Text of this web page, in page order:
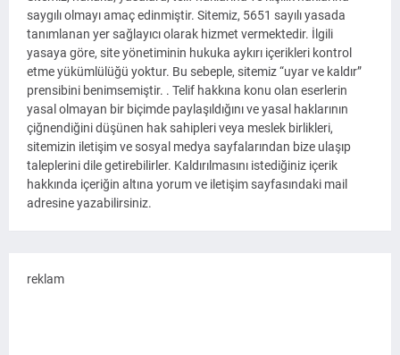
saygılı olmayı amaç edinmiştir. Sitemiz, 5651 sayılı yasada
tanımlanan yer sağlayıcı olarak hizmet vermektedir. İlgili
yasaya göre, site yönetiminin hukuka aykırı içerikleri kontrol
etme yükümlülüğü yoktur. Bu sebeple, sitemiz “uyar ve kaldır”
prensibini benimsemiştir. . Telif hakkına konu olan eserlerin
yasal olmayan bir biçimde paylaşıldığını ve yasal haklarının
çiğnendiğini düşünen hak sahipleri veya meslek birlikleri,
sitemizin iletişim ve sosyal medya sayfalarından bize ulaşıp
taleplerini dile getirebilirler. Kaldırılmasını istediğiniz içerik
hakkında içeriğin altına yorum ve iletişim sayfasındaki mail
adresine yazabilirsiniz.
reklam